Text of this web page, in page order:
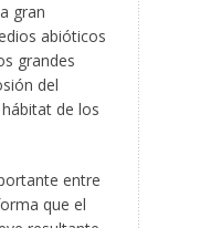
gran
abióticos
grandes
del
de los
entre
que el